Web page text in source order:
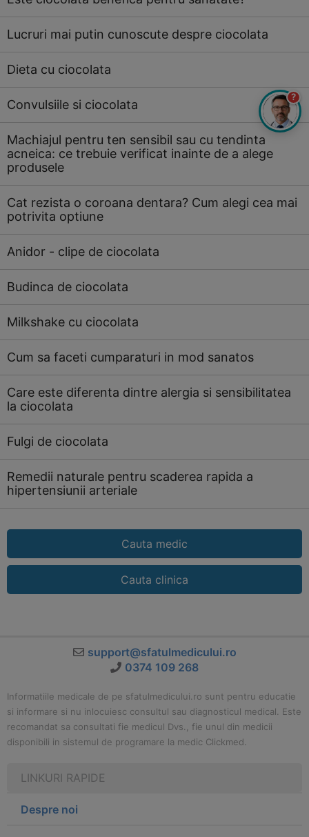
Lucruri mai putin cunoscute despre ciocolata
Dieta cu ciocolata
Convulsiile si ciocolata
Machiajul pentru ten sensibil sau cu tendinta
acneica: ce trebuie verificat inainte de a alege
produsele
Cat rezista o coroana dentara? Cum alegi cea mai
potrivita optiune
Anidor - clipe de ciocolata
Budinca de ciocolata
Milkshake cu ciocolata
Cum sa faceti cumparaturi in mod sanatos
Care este diferenta dintre alergia si sensibilitatea
la ciocolata
Fulgi de ciocolata
Remedii naturale pentru scaderea rapida a
hipertensiunii arteriale
Cauta medic
Cauta clinica
support@sfatulmedicului.ro
0374 109 268
Informatiile medicale de pe sfatulmedicului.ro sunt pentru educatie
si informare si nu inlocuiesc consultul sau diagnosticul medical. Este
recomandat sa consultati fie medicul Dvs., fie unul din medicii
disponibili in sistemul de programare la medic Clickmed.
LINKURI RAPIDE
Despre noi
?